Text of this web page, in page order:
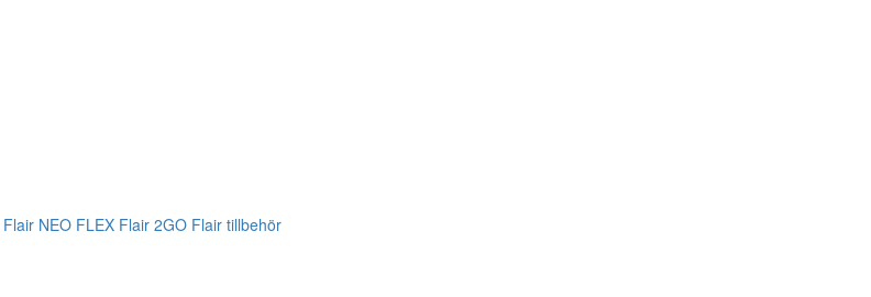
Flair NEO FLEX Flair 2GO Flair tillbehör